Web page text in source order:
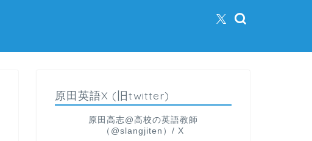
原田英語X (旧twitter)
原田高志@高校の英語教師
（@slangjiten）/ X